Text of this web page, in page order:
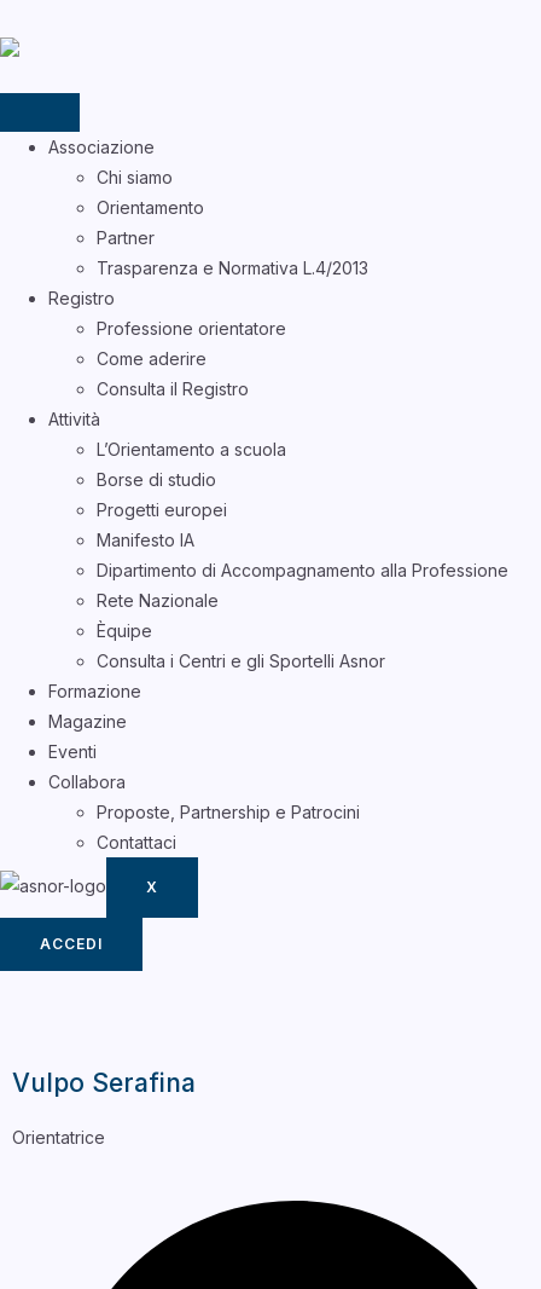
Associazione
Chi siamo
Orientamento
Partner
Trasparenza e Normativa L.4/2013
Registro
Professione orientatore
Come aderire
Consulta il Registro
Attività
L’Orientamento a scuola
Borse di studio
Progetti europei
Manifesto IA
Dipartimento di Accompagnamento alla Professione
Rete Nazionale
Èquipe
Consulta i Centri e gli Sportelli Asnor
Formazione
Magazine
Eventi
Collabora
Proposte, Partnership e Patrocini
Contattaci
X
ACCEDI
Vulpo Serafina
Orientatrice